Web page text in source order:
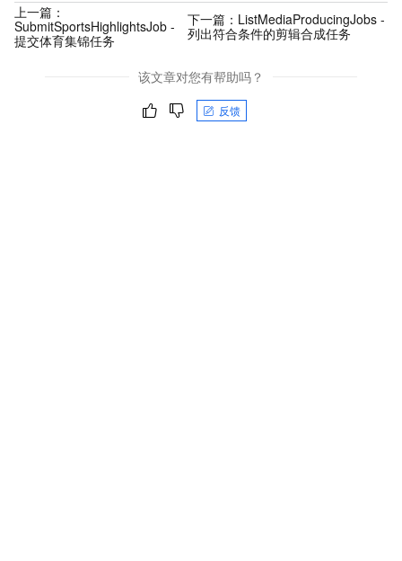
上一篇：
SubmitSportsHighlightsJob -
提交体育集锦任务
下一篇： ListMediaProducingJobs -
列出符合条件的剪辑合成任务
该文章对您有帮助吗？
反馈